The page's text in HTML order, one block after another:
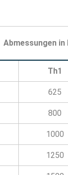
Abmessungen
Th1
625
800
1000
1250